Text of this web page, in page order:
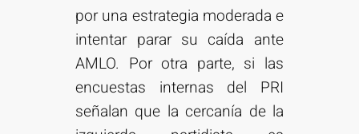
por una estrategia moderada e
intentar parar su caída ante
AMLO. Por otra parte, si las
encuestas internas del PRI
señalan que la cercanía de la